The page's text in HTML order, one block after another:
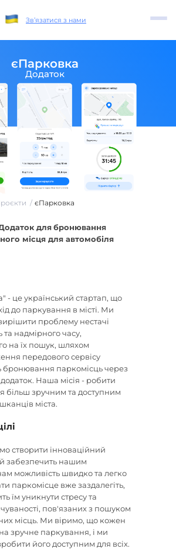
Зв’язатися з нами
єПарковка
Додаток
єПарковка
длябронювання
місця для автомобіля
- це український стартап, що
до паркування в місті. Ми
проблему нестачі
та надмірного часу,
на їх пошук, шляхом
передового сервісу
бронювання паркомісць через
Наша місія - робити
більш зручним та доступним
міста.
створити інноваційний
забезпечить нашим
можливість швидко та легко
паркомісце вже заздалегіть,
їм уникнути стресу та
пов'язаних з пошуком
місць. Ми віримо, що кожен
зручне паркування, і ми
його доступним для всіх.